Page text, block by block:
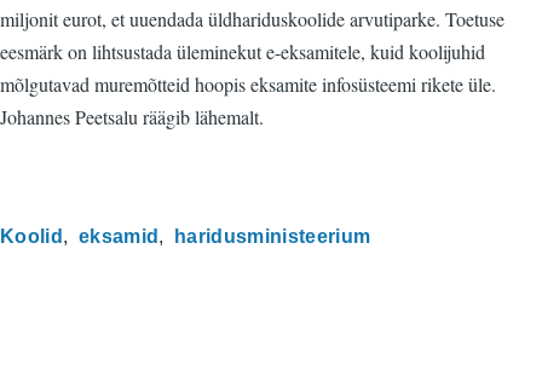
miljonit eurot, et uuendada üldhariduskoolide arvutiparke. Toetuse
eesmärk on lihtsustada üleminekut e-eksamitele, kuid koolijuhid
mõlgutavad muremõtteid hoopis eksamite infosüsteemi rikete üle.
Johannes Peetsalu räägib lähemalt.
Koolid eksamid haridusministeerium